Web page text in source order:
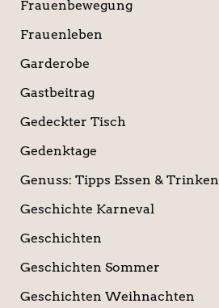
Frauenbewegung
Frauenleben
Garderobe
Gastbeitrag
Gedeckter Tisch
Gedenktage
Genuss: Tipps Essen & Trinken
Geschichte Karneval
Geschichten
Geschichten Sommer
Geschichten Weihnachten